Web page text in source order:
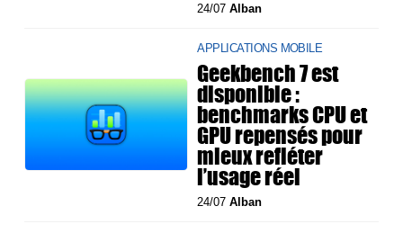
24/07Alban
APPLICATIONS MOBILE
Geekbench 7 est
disponible :
benchmarks CPU et
GPU repensés pour
mieux refléter
l’usage réel
24/07Alban